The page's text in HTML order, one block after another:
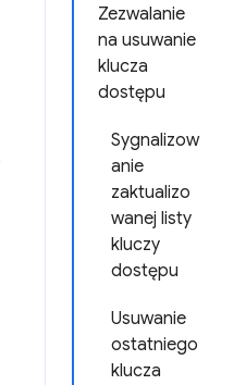
Zezwalanie
na usuwanie
klucza
dostępu
Sygnalizow
anie
zaktualizo
wanej listy
kluczy
dostępu
Usuwanie
ostatniego
klucza